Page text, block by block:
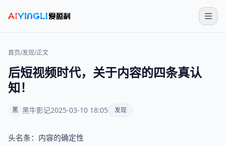
首页/发现/正文
后短视频时代，关于内容的四条真认
知！
黑 黑牛影记2025-03-10 18:05 发现
头名条：内容的确定性